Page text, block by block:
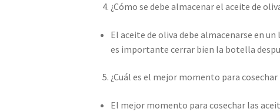
¿Cómo se debe almacenar el aceite de
El aceite de oliva debe almacenarse en
es importante cerrar bien la botella
¿Cuál es el mejor momento para cosechar
El mejor momento para cosechar las